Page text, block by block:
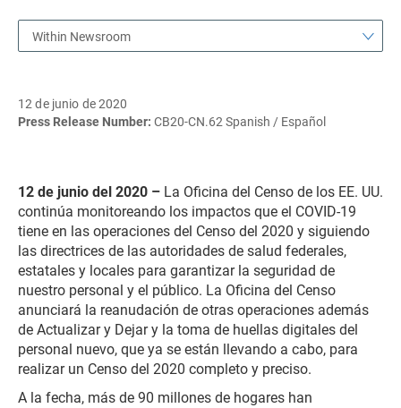
Within Newsroom
12 de junio de 2020
Press Release Number: CB20-CN.62 Spanish / Español
12 de junio del 2020 – La Oficina del Censo de los EE. UU.
continúa monitoreando los impactos que el COVID-19
tiene en las operaciones del Censo del 2020 y siguiendo
las directrices de las autoridades de salud federales,
estatales y locales para garantizar la seguridad de
nuestro personal y el público. La Oficina del Censo
anunciará la reanudación de otras operaciones además
de Actualizar y Dejar y la toma de huellas digitales del
personal nuevo, que ya se están llevando a cabo, para
realizar un Censo del 2020 completo y preciso.
A la fecha, más de 90 millones de hogares han